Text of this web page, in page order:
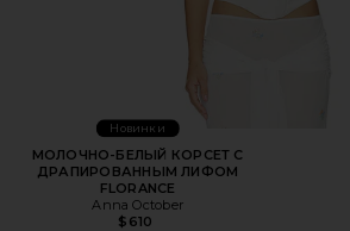
Новинки
МОЛОЧНО-БЕЛЫЙ КОРСЕТ С
ДРАПИРОВАННЫМ ЛИФОМ
FLORANCE
Anna October
$610